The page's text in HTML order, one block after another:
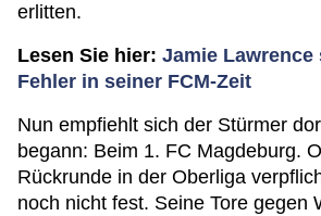
erlitten.
Lesen Sie hier: Jamie
Fehler in seiner FCM-Zeit
Nun empfiehlt sich der Stürmer
begann: Beim 1. FC Magdeburg.
Rückrunde in der Oberliga
noch nicht fest. Seine Tore gegen